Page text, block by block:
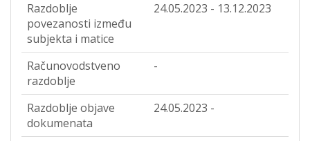
Razdoblje
povezanosti između
subjekta i matice
24.05.2023 - 13.12.2023
Računovodstveno
razdoblje
-
Razdoblje objave
dokumenata
24.05.2023 -